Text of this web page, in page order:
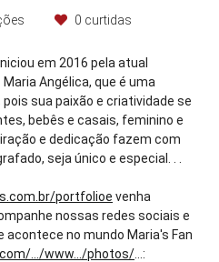
0 curtidas
em 2016 pela atual
Angélica, que é uma
sua paixão e criatividade se
bebês e casais, feminino e
e dedicação fazem com
seja único e especial. . .
portfolioe venha
nossas redes sociais e
acontece no mundo Maria's Fan
.../www.../photos/ ...: